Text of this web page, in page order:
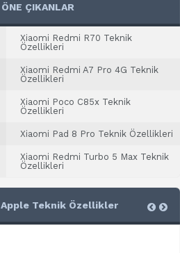
ÖNE ÇIKANLAR
Xiaomi Redmi R70 Teknik
Özellikleri
Xiaomi Redmi A7 Pro 4G Teknik
Özellikleri
Xiaomi Poco C85x Teknik
Özellikleri
Xiaomi Pad 8 Pro Teknik Özellikleri
Xiaomi Redmi Turbo 5 Max Teknik
Özellikleri
Apple Teknik Özellikler